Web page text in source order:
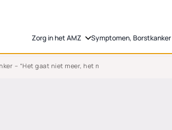
Zorg in het AMZ Symptomen,
– “Het gaat niet meer, het moet eraf. Met een